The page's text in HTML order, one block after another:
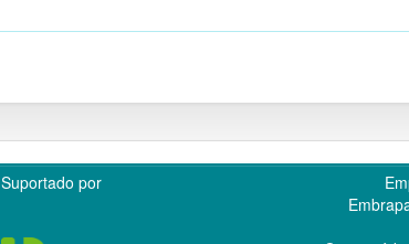
Suportado por